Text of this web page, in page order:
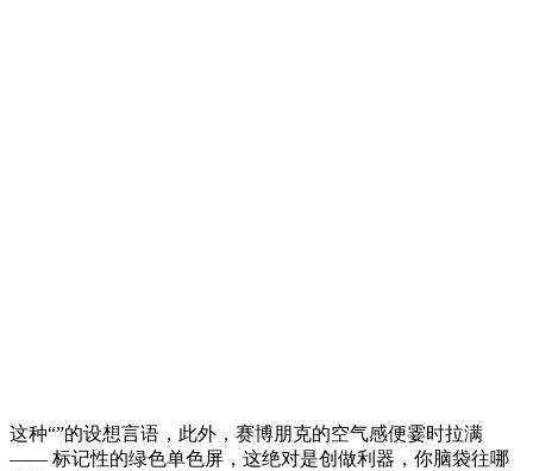
这种“”的设想言语，此外，赛博朋克的空气感便霎时拉满
—— 标记性的绿色单色屏，这绝对是创做利器，你脑袋往哪